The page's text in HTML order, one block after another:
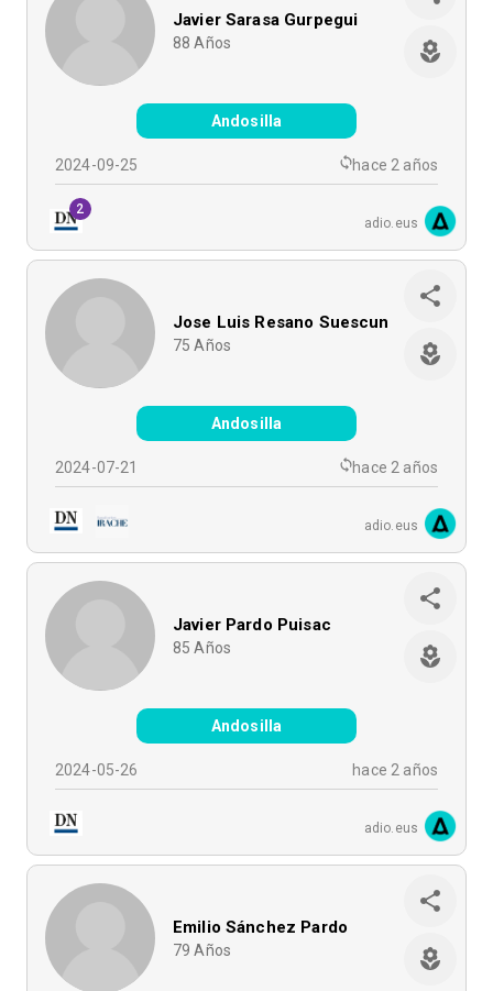
Javier Sarasa Gurpegui
88 Años
Andosilla
2024-09-25 hace 2 años
2
adio.eus
Jose Luis Resano Suescun
75 Años
Andosilla
2024-07-21 hace 2 años
adio.eus
Javier Pardo Puisac
85 Años
Andosilla
2024-05-26 hace 2 años
adio.eus
Emilio Sánchez Pardo
79 Años